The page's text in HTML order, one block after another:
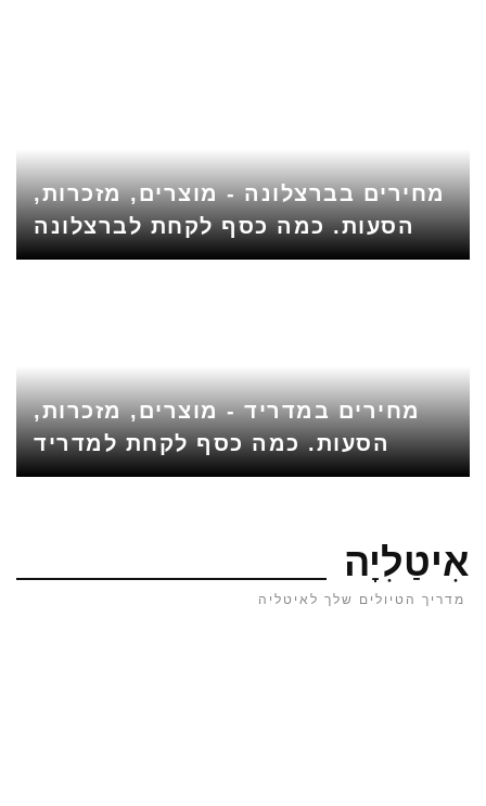
מחירים בברצלונה - מוצרים, מזכרות,
הסעות. כמה כסף לקחת לברצלונה
מחירים במדריד - מוצרים, מזכרות,
הסעות. כמה כסף לקחת למדריד
אִיטַלִיָה
מדריך הטיולים שלך לאיטליה